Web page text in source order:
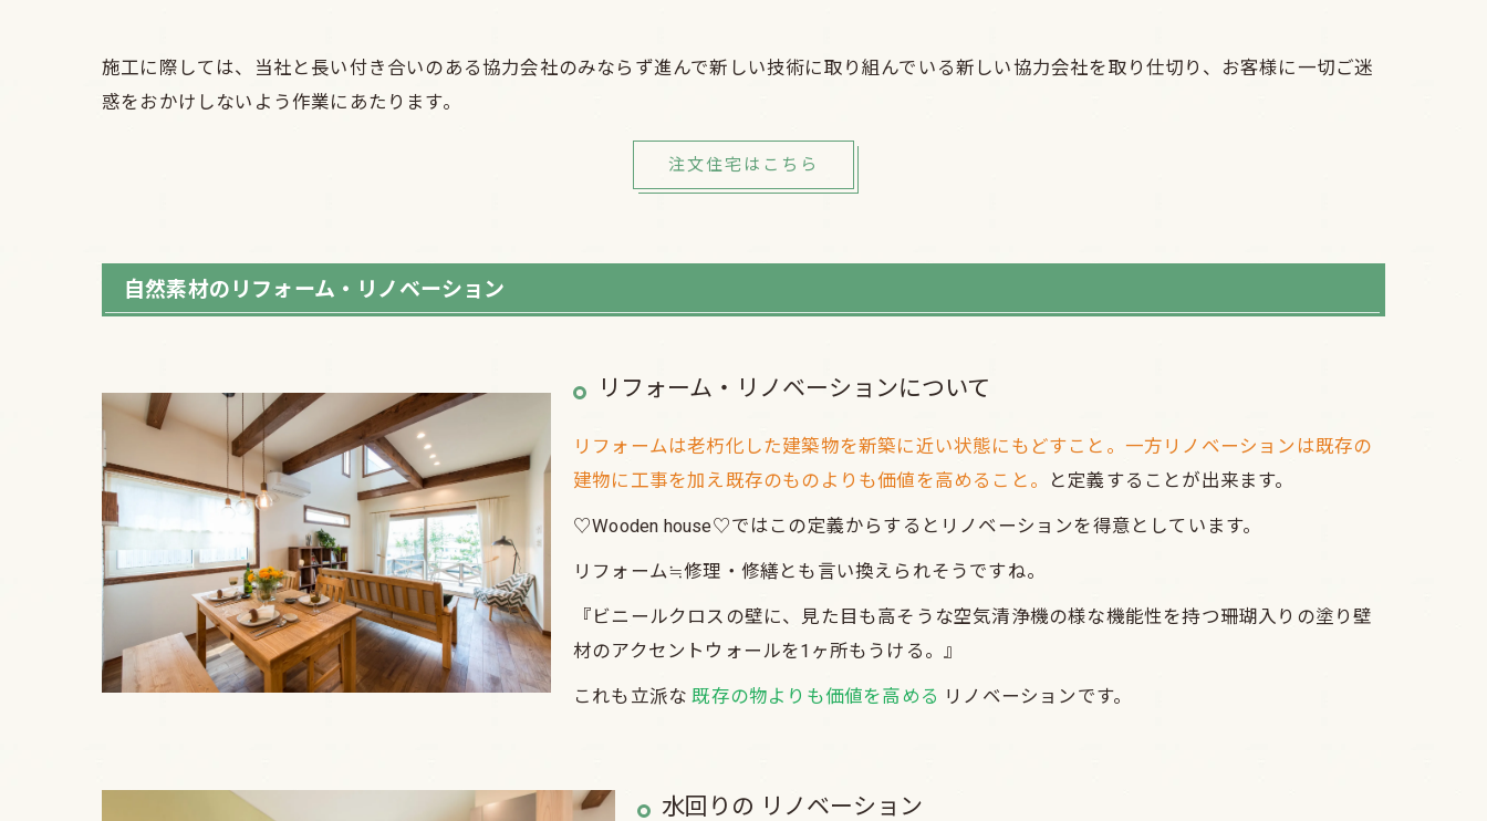
施工に際しては、当社と長い付き合いのある協力会社のみならず進んで新しい技術に取り組んでいる新しい協力会社を取り仕切り、お客様に一切ご迷
惑をおかけしないよう作業にあたります。
注文住宅はこちら
自然素材のリフォーム・リノベーション
リフォーム・リノベーションについて
リフォームは老朽化した建築物を新築に近い状態にもどすこと。一方リノベーションは既存の
建物に工事を加え既存のものよりも価値を高めること。
と定義することが出来ます。
♡Wooden house♡ではこの定義からするとリノベーションを得意としています。
リフォーム≒修理・修繕とも言い換えられそうですね。
『ビニールクロスの壁に、見た目も高そうな空気清浄機の様な機能性を持つ珊瑚入りの塗り壁
材のアクセントウォールを1ヶ所もうける。』
これも立派な既存の物よりも価値を高める リノベーションです。
水回りの リノベーション